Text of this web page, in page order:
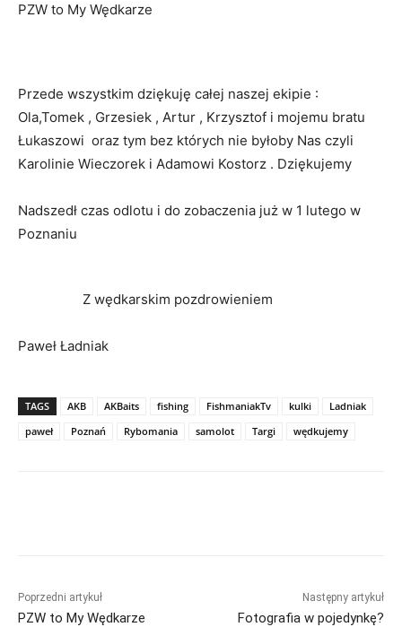
PZW to My Wędkarze
Przede wszystkim dziękuję całej naszej ekipie :
Ola,Tomek , Grzesiek , Artur , Krzysztof i mojemu bratu
Łukaszowi oraz tym bez których nie byłoby Nas czyli
Karolinie Wieczorek i Adamowi Kostorz . Dziękujemy
Nadszedł czas odlotu i do zobaczenia już w 1 lutego w
Poznaniu
Z wędkarskim pozdrowieniem
Paweł Ładniak
TAGS AKB AKBaits fishing FishmaniakTv kulki
Ladniak
paweł
Poznań Rybomania samolot Targi wędkujemy
Poprzedni artykuł
PZW to My Wędkarze
Następny artykuł
Fotografia w pojedynkę?